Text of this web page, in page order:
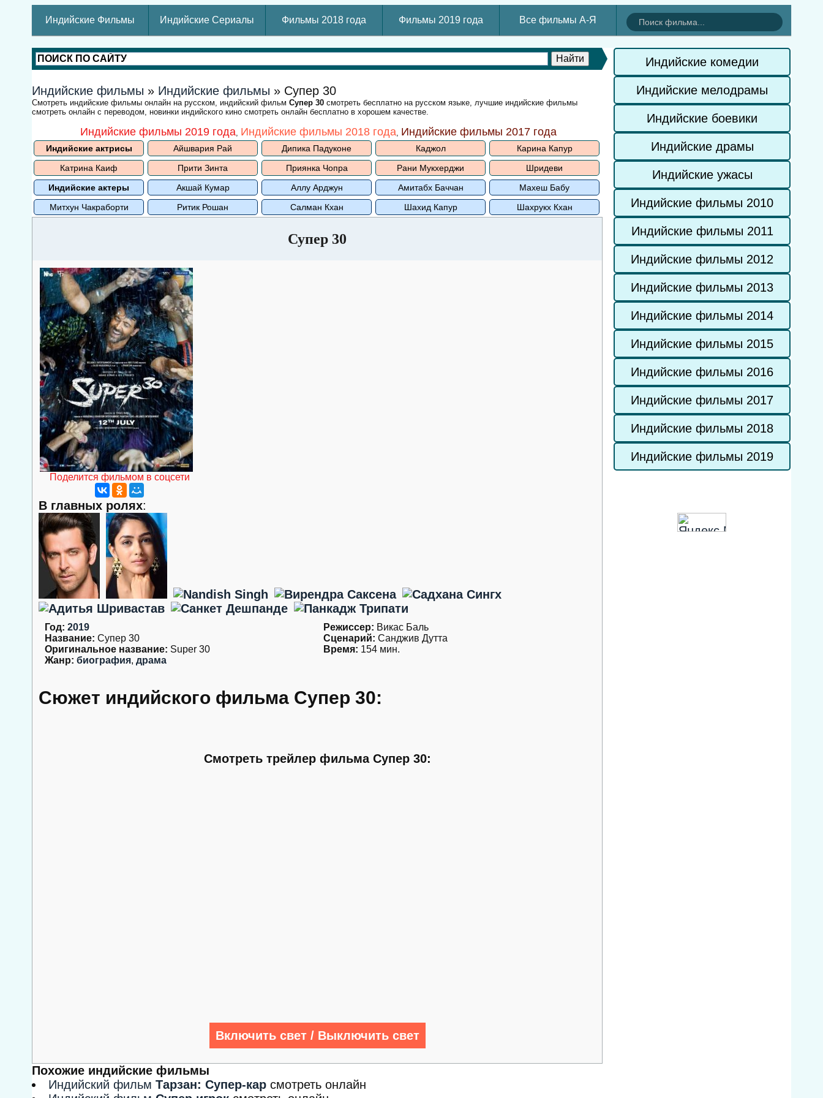
Индийские Фильмы Индийские Сериалы Фильмы 2018 года Фильмы 2019 года Все фильмы А-Я
Индийские фильмы » Индийские фильмы » Супер 30
Смотреть индийские фильмы онлайн на русском, индийский фильм Супер 30 смотреть бесплатно на русском языке, лучшие индийские фильмы
смотреть онлайн с переводом, новинки индийского кино смотреть онлайн бесплатно в хорошем качестве.
Индийские фильмы 2019 года, Индийские фильмы 2018 года, Индийские фильмы 2017 года
Индийские актрисы Айшвария Рай Дипика Падуконе Каджол
Карина Капур
Катрина Каиф
Прити Зинта Приянка Чопра Рани Мукхерджи
Шридеви
Индийские актеры
Акшай Кумар Аллу Арджун Амитабх Баччан
Махеш Бабу
Митхун Чакраборти
Ритик Рошан Салман Кхан Шахид Капур Шахрукх Кхан
Супер 30
Поделится фильмом в соцсети
В главных ролях:
Год: 2019
Название: Супер 30
Оригинальное название: Super 30
Жанр: биография, драма
Режиссер: Викас Баль
Сценарий: Санджив Дутта
Время: 154 мин.
Сюжет индийского фильма Супер 30:
Смотреть трейлер фильма Супер 30:
Включить свет / Выключить свет
Похожие индийские фильмы
Индийский фильм Тарзан: Супер-кар смотреть онлайн
Индийские комедии
Индийские мелодрамы
Индийские боевики
Индийские драмы
Индийские ужасы
Индийские фильмы 2010
Индийские фильмы 2011
Индийские фильмы 2012
Индийские фильмы 2013
Индийские фильмы 2014
Индийские фильмы 2015
Индийские фильмы 2016
Индийские фильмы 2017
Индийские фильмы 2018
Индийские фильмы 2019